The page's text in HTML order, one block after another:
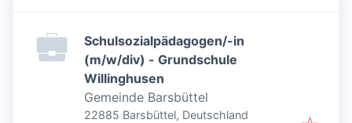
Schulsozialpädagogen/-in
(m/w/div) - Grundschule
Willinghusen
Gemeinde Barsbüttel
22885 Barsbüttel, Deutschland